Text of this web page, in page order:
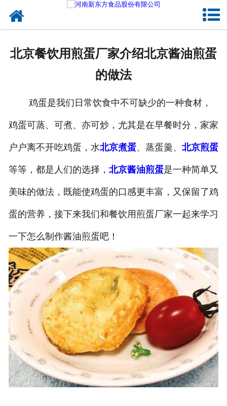
加入新东方
联系我们
北京餐饮用煎蛋厂家介绍北京酱油煎蛋
的做法
鸡蛋是我们日常饮食中不可缺少的一种食材，
鸡蛋可蒸、可煮、亦可炒，尤其是在早餐时分，家家
户户离不开吃鸡蛋，水北京煮蛋、蒸蛋羹、 北京煎蛋
等等，都是人们的选择， 北京酱油煎蛋是一种简单又
美味的做法，既能使鸡蛋的口感更丰富，又保留了鸡
蛋的营养，接下来我们和餐饮用煎蛋厂家一起来学习
一下怎么制作酱油煎蛋吧！